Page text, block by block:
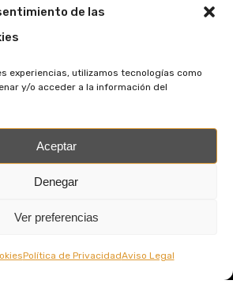
de las
experiencias, utilizamos tecnologías como
y/o acceder a la información del
Aceptar
Denegar
Ver preferencias
Política de PrivacidadAviso Legal
Privacidad Aviso Legal